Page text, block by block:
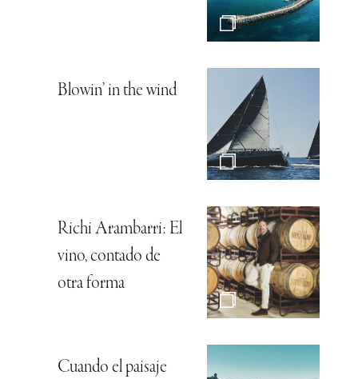
Blowin’ in the wind
Richi Arambarri: El
vino, contado de
otra forma
Cuando el paisaje